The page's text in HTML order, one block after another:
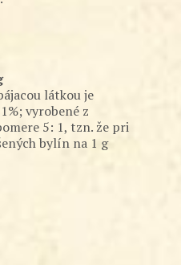
látkou je
vyrobené z
5: 1, tzn. že pri
bylín na 1 g